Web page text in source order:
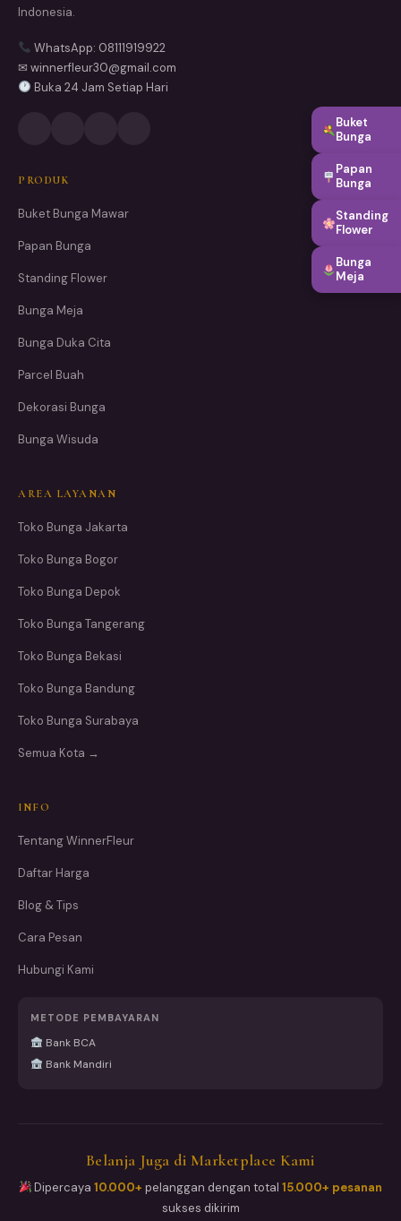
Indonesia.
WhatsApp: 08111919922
✉ winnerfleur30@gmail.com
Buka 24 Jam Setiap Hari
PRODUK
Buket Bunga Mawar
Papan Bunga
Standing Flower
Bunga Meja
Bunga Duka Cita
Parcel Buah
Dekorasi Bunga
Bunga Wisuda
AREA LAYANAN
Toko Bunga Jakarta
Toko Bunga Bogor
Toko Bunga Depok
Toko Bunga Tangerang
Toko Bunga Bekasi
Toko Bunga Bandung
Toko Bunga Surabaya
Semua Kota →
INFO
Tentang WinnerFleur
Daftar Harga
Blog & Tips
Cara Pesan
Hubungi Kami
METODE PEMBAYARAN
Bank BCA
Bank Mandiri
Belanja Juga di Marketplace Kami
Dipercaya10.000+ pelanggan dengan total15.000+ pesanan
sukses dikirim
Buket
Bunga
Papan
Bunga
Standing
Flower
Bunga
Meja